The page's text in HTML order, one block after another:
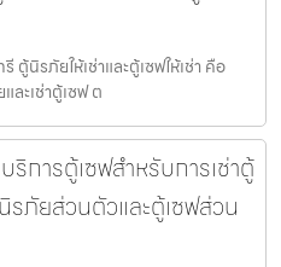
นิรภัยให้เช่าและตู้เซฟให้เช่า คือ
ละเช่าตู้เซฟ ต
การตู้เซฟสำหรับการเช่าตู้
รภัยส่วนตัวและตู้เซฟส่วน